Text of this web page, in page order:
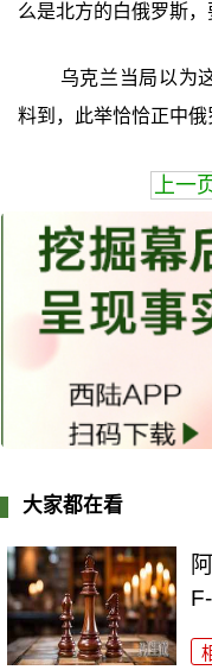
么是北方的白俄罗斯，
乌克兰当局以为
料到，此举恰恰正中俄
上一
大家都在看